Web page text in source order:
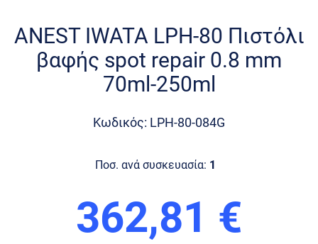
beginning
ANEST IWATA LPH-80 Πιστόλι
βαφής spot repair 0.8 mm
70ml-250ml
Κωδικός: LPH-80-084G
Ποσ. ανά συσκευασία: 1
362,81 €